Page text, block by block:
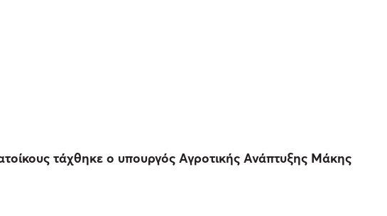
τάχθηκε ο υπουργός Αγροτικής Ανάπτυξης Μάκης